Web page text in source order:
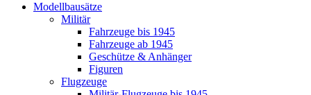
Modellbausätze
Militär
Fahrzeuge bis 1945
Fahrzeuge ab 1945
Geschütze & Anhänger
Figuren
Flugzeuge